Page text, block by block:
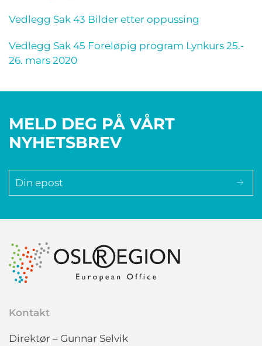
Vedlegg Sak 43 Bilder etter oppussing
Vedlegg Sak 45 Foreløpig program Lynkurs 25.-
26. mars 2020
MELD DEG PÅ VÅRT
NYHETSBREV
Kontakt
Direktør – Gunnar Selvik